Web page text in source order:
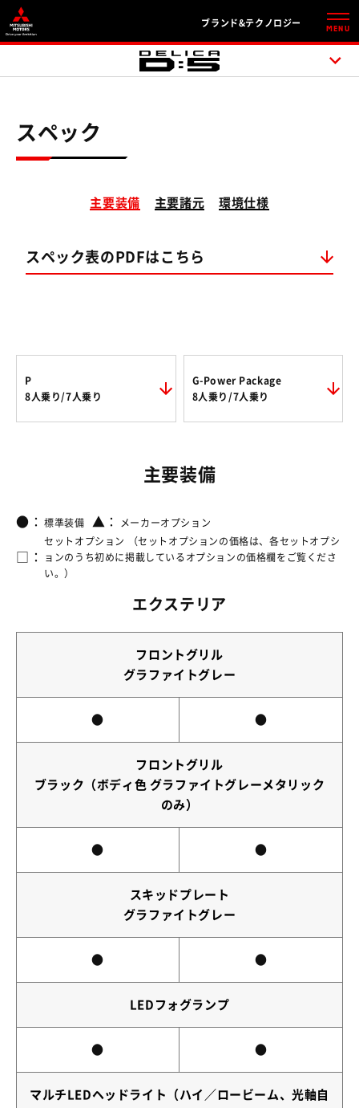
ブランド&テクノロジー
MENU
スペック
主要装備 主要諸元 環境仕様
スペック表のPDFはこちら
P
8人乗り/7人乗り
G-Power Package
8人乗り/7人乗り
主要装備
●： 標準装備 ▲： メーカーオプション
□：
セットオプション （セットオプションの価格は、各セットオプシ
ョンのうち初めに掲載しているオプションの価格欄をご覧くださ
い。）
エクステリア
フロントグリル
グラファイトグレー
● ●
フロントグリル
ブラック（ボディ色 グラファイトグレーメタリック
のみ）
● ●
スキッドプレート
グラファイトグレー
● ●
LEDフォグランプ
● ●
マルチLEDヘッドライト（ハイ／ロービーム、光軸自